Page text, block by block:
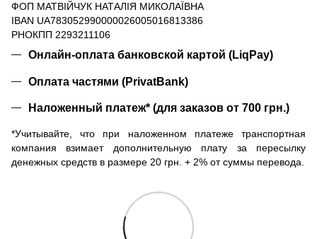
ФОП МАТВІЙЧУК НАТАЛІЯ МИКОЛАЇВНА
IBAN UA783052990000026005016813386
РНОКПП 2293211106
Онлайн-оплата банковской картой (LiqPay)
Оплата частями (PrivatBank)
Наложенный платеж* (для заказов от 700 грн.)
*Учитывайте, что при наложенном платеже транспортная
компания взимает дополнительную плату за пересылку
денежных средств в размере 20 грн. + 2% от суммы перевода.